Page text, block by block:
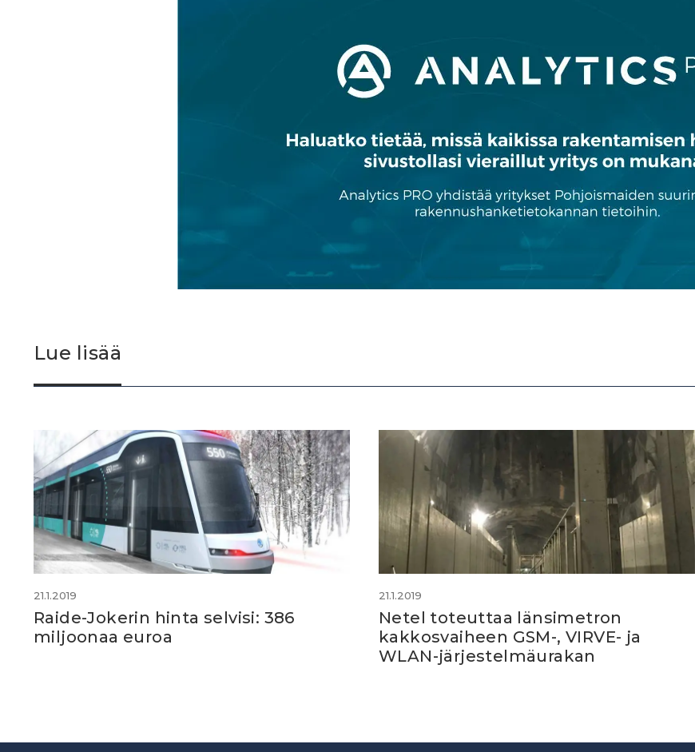
Lue lisää
21.1.2019
Raide-Jokerin hinta selvisi: 386
miljoonaa euroa
21.1.2019
Netel toteuttaa länsimetron
kakkosvaiheen GSM-, VIRVE- ja
WLAN-järjestelmäurakan